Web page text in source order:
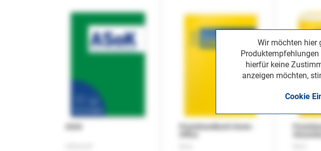
Wir möchten hier
hierfür keine
anzeigen möchten,
Cookie
Praxishandbuch Home-